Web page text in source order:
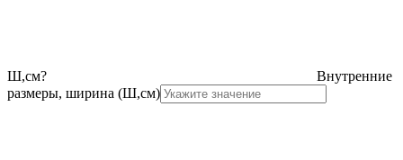
Ш,см?
Внутренние
размеры, ширина (Ш,см)